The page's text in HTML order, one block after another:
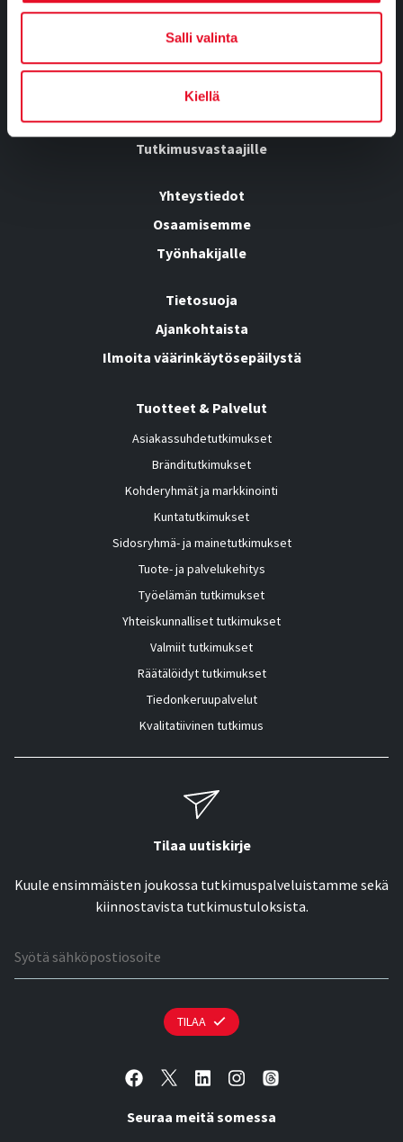
Salli valinta
Kiellä
Tietoa meistä
Kumppanuusratkaisut
Tutkimusvastaajille
Yhteystiedot
Osaamisemme
Työnhakijalle
Tietosuoja
Ajankohtaista
Ilmoita väärinkäytösepäilystä
Tuotteet & Palvelut
Asiakassuhdetutkimukset
Bränditutkimukset
Kohderyhmät ja markkinointi
Kuntatutkimukset
Sidosryhmä- ja mainetutkimukset
Tuote- ja palvelukehitys
Työelämän tutkimukset
Yhteiskunnalliset tutkimukset
Valmiit tutkimukset
Räätälöidyt tutkimukset
Tiedonkeruupalvelut
Kvalitatiivinen tutkimus
Tilaa uutiskirje
Kuule ensimmäisten joukossa tutkimuspalveluistamme sekä
kiinnostavista tutkimustuloksista.
TILAA
Seuraa meitä somessa